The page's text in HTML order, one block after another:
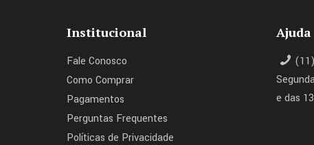
Institucional
Fale Conosco
Como Comprar
Pagamentos
Perguntas Frequentes
Políticas de Privacidade
Ajuda
e das